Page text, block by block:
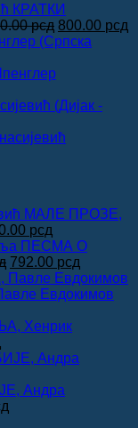
рсд.
КРАТКИ
рсд Оригинална
цена
800.00 рсд
рсд.
МАЛЕ ПРОЗЕ,
рсд.
рсд
цена
је:
280.00 рсд.
ПЕСМА О
Оригинална
цена
је
990.00 рсд.
792.00 рсд
цена
је:
Евдокимов
Хенрик
цена
320.00 рсд.
Андра